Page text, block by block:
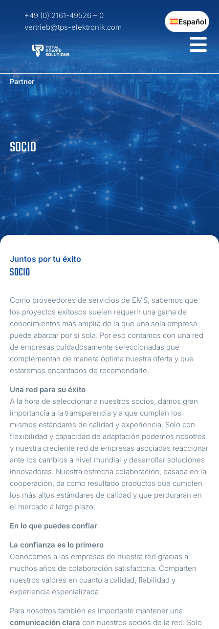
+49 (0) 2161-49526 – 0
vertrieb@tps-elektronik.com
Español
SOCIO
Partner
Juntos por tu éxito
SOCIO
Como proveedores de servicios de EMS, sabemos que
los proyectos exitosos suelen requerir una gama de
conocimientos más amplia de la que una sola empresa
puede abarcar por sí sola. Por eso contamos con una red
de empresas cuidadosamente seleccionadas que
complementan de manera óptima nuestra oferta y que
estaremos encantados de recomendarle.
Una red para su éxito
A la hora de seleccionar a nuestros socios, damos gran
importancia a la transparencia y a que cumplan los
mismos estándares de calidad y experiencia. Solo con
flexibilidad y capacidad de adaptación podemos nosotros
y nuestra creciente red de empresas asociadas reaccionar
ante los cambios a nivel mundial y desarrollar soluciones
innovadoras. Nuestra estrecha colaboración, basada en la
cooperación, da como resultado productos que cumplen
los más altos estándares de calidad y que perdurarán en
el mercado a largo plazo.
En lo que puedes confiar
La confianza es lo primero
Conocemos a las empresas de nuestra red gracias a
muchos años de colaboración satisfactoria. Comparten
nuestros valores en cuanto a calidad, fiabilidad y
experiencia especializada.
Para nosotros también es importante mantener una
comunicación clara con nuestros socios de la red. Solo